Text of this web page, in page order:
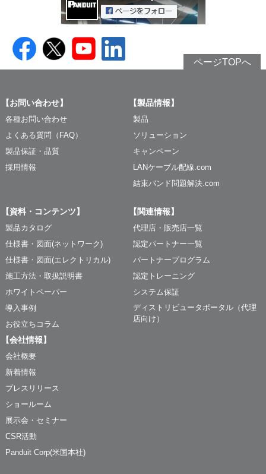
ページTOPへ
【お問い合わせ】
各種お問い合わせ
よくある質問（FAQ）
製品保証・品質
採用情報
【製品情報】
製品
ソリューション
キャンペーン
LANケーブル配線.com
結束バンド問題解決.com
【資料・コンテンツ】
製品カタログ
仕様書・図面(ネットワーク)
仕様書・図面(エレクトリカル)
施工方法・取扱説明書
ホワイトペーパー
導入事例
お役立ちコラム
【関連情報】
代理店・販売店一覧
認定パートナー一覧
パートナープログラム
認定トレーニング
システム保証
ディストリビュータポータル（代理
店向け）
【会社情報】
会社概要
新着情報
プレスリリース
ショールーム
展示会・セミナー
CSR活動
Panduit Corp(米国本社)